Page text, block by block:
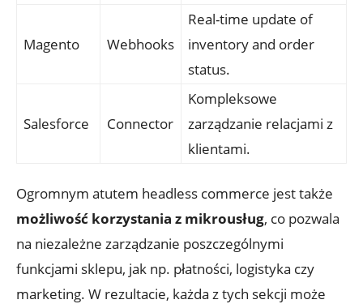
Magento Webhooks
Real-time update of⁣
inventory and order
status.
Salesforce Connector
Kompleksowe
zarządzanie relacjami‍ z
klientami.
Ogromnym⁢ atutem headless commerce jest także
możliwość​ korzystania z mikrousług, ​co pozwala
na ⁣niezależne zarządzanie poszczególnymi
funkcjami sklepu, ‌jak​ np. płatności, logistyka czy‍
marketing. ⁤W rezultacie, każda ⁢z tych‍ sekcji może